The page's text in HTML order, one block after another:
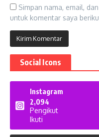
Simpan nama, email,
untuk komentar saya
Social Icons
Instagram
2,094
Pengikut
Ikuti